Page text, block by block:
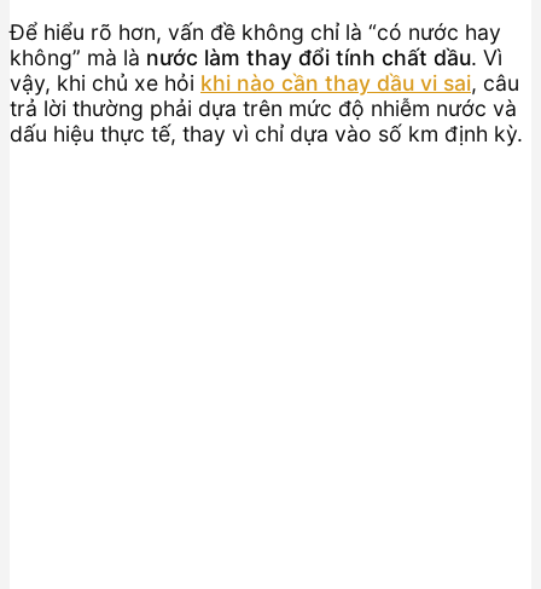
Để hiểu rõ hơn, vấn đề không chỉ là “có nước hay
không” mà là nước làm thay đổi tính chất dầu. Vì
vậy, khi chủ xe hỏi khi nào cần thay dầu vi sai, câu
trả lời thường phải dựa trên mức độ nhiễm nước và
dấu hiệu thực tế, thay vì chỉ dựa vào số km định kỳ.